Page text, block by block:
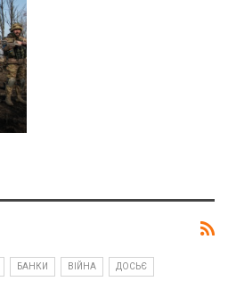
БАНКИ ВІЙНА ДОСЬЄ